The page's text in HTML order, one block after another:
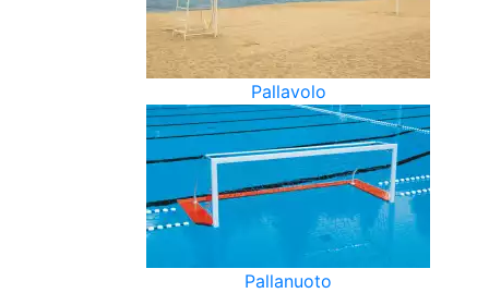
Pallavolo
Pallanuoto